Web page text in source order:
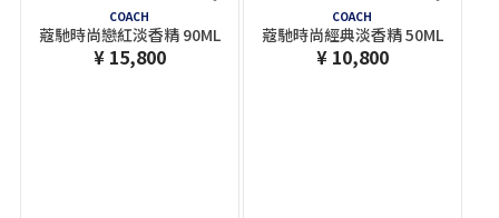
COACH
蔻馳時尚戀紅淡香精 90ML
¥ 15,800
COACH
蔻馳時尚經典淡香精 50ML
¥ 10,800